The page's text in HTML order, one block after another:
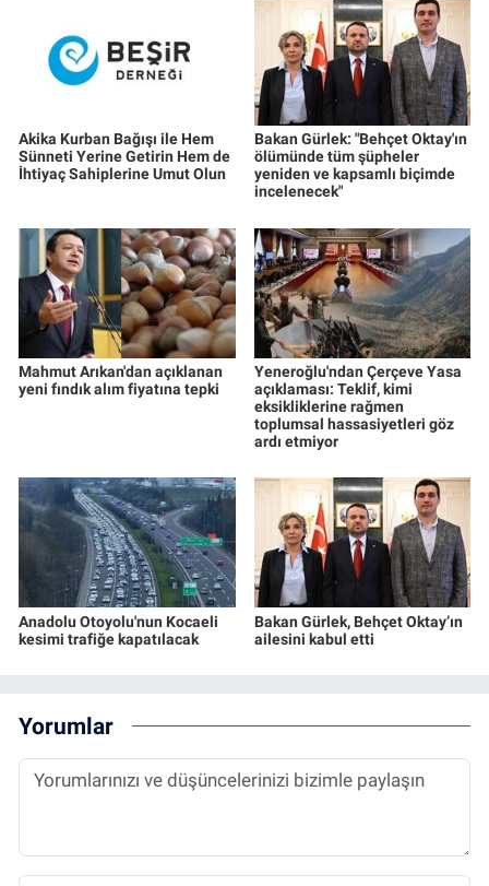
Akika Kurban Bağışı ile Hem
Sünneti Yerine Getirin Hem de
İhtiyaç Sahiplerine Umut Olun
Bakan Gürlek: "Behçet Oktay'ın
ölümünde tüm şüpheler
yeniden ve kapsamlı biçimde
incelenecek"
Mahmut Arıkan'dan açıklanan
yeni fındık alım fiyatına tepki
Yeneroğlu'ndan Çerçeve Yasa
açıklaması: Teklif, kimi
eksikliklerine rağmen
toplumsal hassasiyetleri göz
ardı etmiyor
Anadolu Otoyolu'nun Kocaeli
kesimi trafiğe kapatılacak
Bakan Gürlek, Behçet Oktay’ın
ailesini kabul etti
Yorumlar